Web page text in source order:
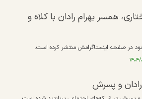
همسر بهرام رادان با کلاه و
خود در صفحه اینستاگرامش منتشر کرده است.
رادان و پسرش